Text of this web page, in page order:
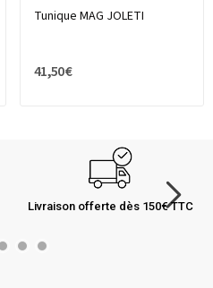
Tunique MAG JOLETI
41,50 €
Livraison offerte dès 150€ TTC